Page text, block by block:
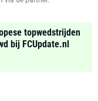
topwedstrijden
bij FCUpdate.nl